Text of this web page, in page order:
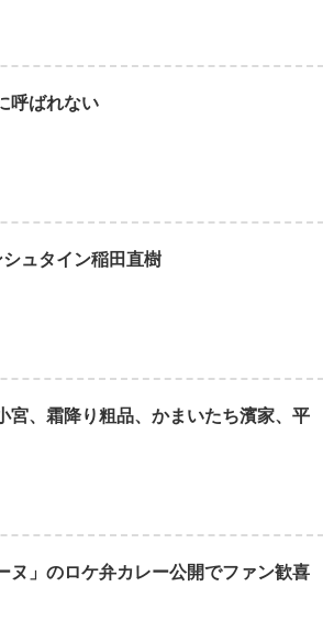
呼ばれない
ュタイン稲田直樹
宮、霜降り粗品、かまいたち濱家、平
ヌ」のロケ弁カレー公開でファン歓喜